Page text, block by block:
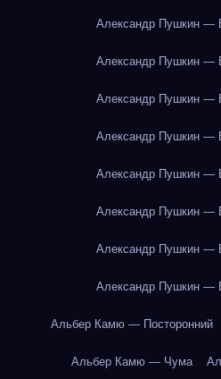
Александр Пушкин —
Александр Пушкин —
Александр Пушкин —
Александр Пушкин —
Александр Пушкин —
Александр Пушкин —
Александр Пушкин —
Александр Пушкин —
Альбер Камю — Посторонний
Альбер Камю — Чума